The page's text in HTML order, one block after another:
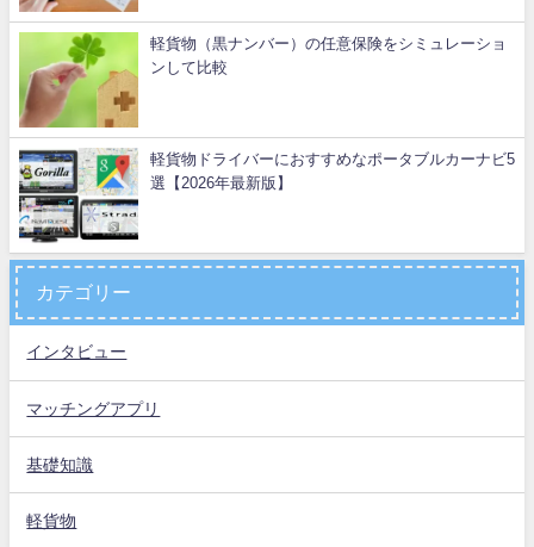
軽貨物（黒ナンバー）の任意保険をシミュレーショ
ンして比較
軽貨物ドライバーにおすすめなポータブルカーナビ5
選【2026年最新版】
カテゴリー
インタビュー
マッチングアプリ
基礎知識
軽貨物